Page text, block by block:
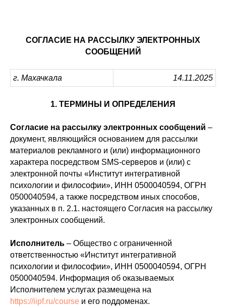
СОГЛАСИЕ НА РАССЫЛКУ ЭЛЕКТРОННЫХ
СООБЩЕНИЙ
г. Махачкала 14.11.2025
1. ТЕРМИНЫ И ОПРЕДЕЛЕНИЯ
Согласие на рассылку электронных сообщений –
документ, являющийся основанием для рассылки
материалов рекламного и (или) информационного
характера посредством SMS-серверов и (или) с
электронной почты «Институт интегративной
психологии и философии», ИНН 0500040594, ОГРН
0500040594, а также посредством иных способов,
указанных в п. 2.1. настоящего Согласия на рассылку
электронных сообщений.
Исполнитель – Общество с ограниченной
ответственностью «Институт интегративной
психологии и философии», ИНН 0500040594, ОГРН
0500040594. Информация об оказываемых
Исполнителем услугах размещена на
https://iipf.ru/course и его поддоменах.